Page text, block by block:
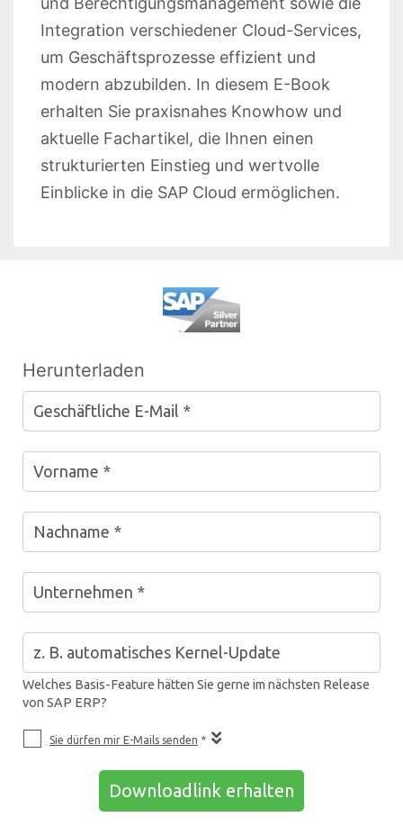
Integration verschiedener Cloud-Services,
um Geschäftsprozesse effizient und
modern abzubilden. In diesem E-Book
erhalten Sie praxisnahes Knowhow und
aktuelle Fachartikel, die Ihnen einen
strukturierten Einstieg und wertvolle
Einblicke in die SAP Cloud ermöglichen.
Herunterladen